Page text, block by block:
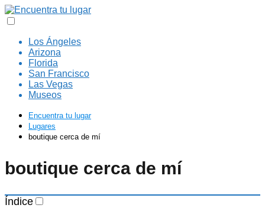
Los Ángeles
Arizona
Florida
San Francisco
Las Vegas
Museos
Encuentra tu lugar
Lugares
boutique cerca de mí
boutique cerca de mí
Índice